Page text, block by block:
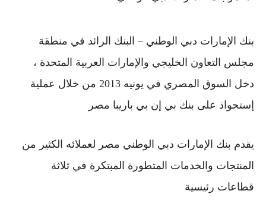
بنك الإمارات دبي الوطني – البنك الرائد في منطقة
مجلس التعاون الخليجي والإمارات العربية المتحدة ،
دخل السوق المصري في يونيه 2013 من خلال عملية
إستحواذ على بنك بي إن بي باريبا مصر
يقدم بنك الإمارات دبي الوطني مصر لعملائه الكثير من
المنتجات والخدمات المتطورة المبتكرة في ثلاثة
قطاعات رئيسية